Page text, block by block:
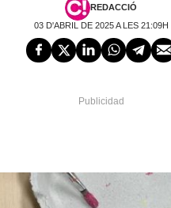
REDACCIÓ
03 D'ABRIL DE 2025 A LES 21:09H